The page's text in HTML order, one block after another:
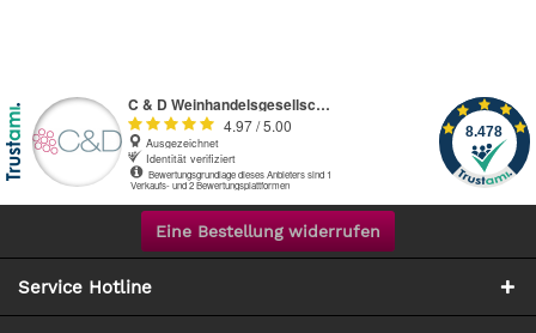
Eine Bestellung widerrufen
Service Hotline